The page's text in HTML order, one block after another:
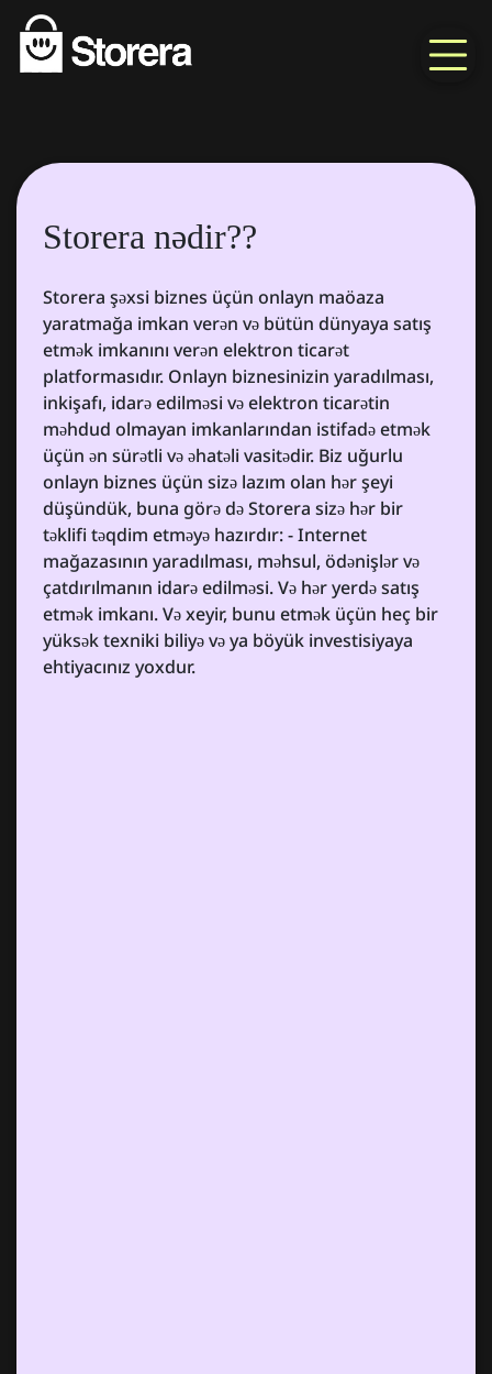
Storera nədir??
Storera şəxsi biznes üçün onlayn maöaza
yaratmağa imkan verən və bütün dünyaya satış
etmək imkanını verən elektron ticarət
platformasıdır. Onlayn biznesinizin yaradılması,
inkişafı, idarə edilməsi və elektron ticarətin
məhdud olmayan imkanlarından istifadə etmək
üçün ən sürətli və əhatəli vasitədir. Biz uğurlu
onlayn biznes üçün sizə lazım olan hər şeyi
düşündük, buna görə də Storera sizə hər bir
təklifi təqdim etməyə hazırdır: - Internet
mağazasının yaradılması, məhsul, ödənişlər və
çatdırılmanın idarə edilməsi. Və hər yerdə satış
etmək imkanı. Və xeyir, bunu etmək üçün heç bir
yüksək texniki biliyə və ya böyük investisiyaya
ehtiyacınız yoxdur.